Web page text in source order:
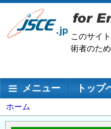
メ
ン
移
このサイ
術者のた
メインナビゲーション
メニュー トップ
パ
ン
ホーム